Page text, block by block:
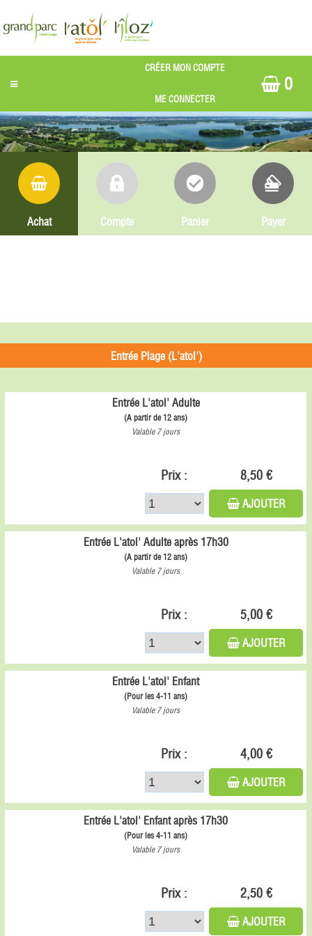
0
Achat Compte Panier Payer
Entrée Plage (L'atol')
Entrée L'atol' Adulte
(A partir de 12 ans)
Valable 7 jours
Prix : 8,50 €
AJOUTER
Entrée L'atol' Adulte après 17h30
(A partir de 12 ans)
Valable 7 jours
Prix : 5,00 €
AJOUTER
Entrée L'atol' Enfant
(Pour les 4-11 ans)
Valable 7 jours
Prix : 4,00 €
AJOUTER
Entrée L'atol' Enfant après 17h30
(Pour les 4-11 ans)
Valable 7 jours
Prix : 2,50 €
AJOUTER